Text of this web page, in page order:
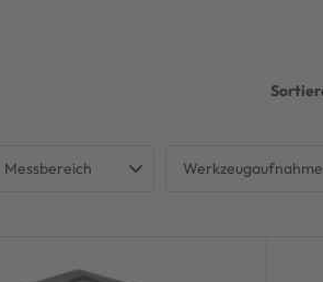
Messbereich Werkzeugaufnahme